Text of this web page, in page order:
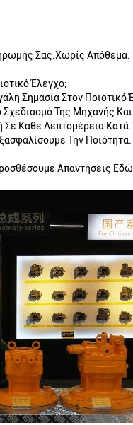
Σας.Χωρίς
Έλεγχο;
Σημασία Στον
Της Μηχανής
Σε Κάθε Λεπτομέρεια
Την Ποιότητα.
Απαντήσεις